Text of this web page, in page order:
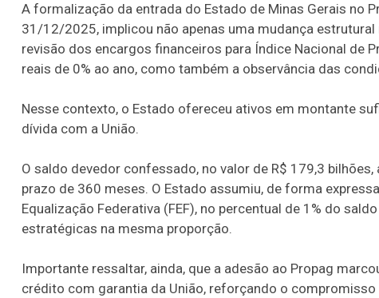
A formalização da entrada do Estado de Minas Gerais no
31/12/2025, implicou não apenas uma mudança
revisão dos encargos financeiros para Índice Nacional de
reais de 0% ao ano, como também a observância das
Nesse contexto, o Estado ofereceu ativos em montante
dívida com a União.
O saldo devedor confessado, no valor de R$ 179,3
prazo de 360 meses. O Estado assumiu, de forma
Equalização Federativa (FEF), no percentual de 1% do
estratégicas na mesma proporção.
Importante ressaltar, ainda, que a adesão ao Propag
crédito com garantia da União, reforçando o